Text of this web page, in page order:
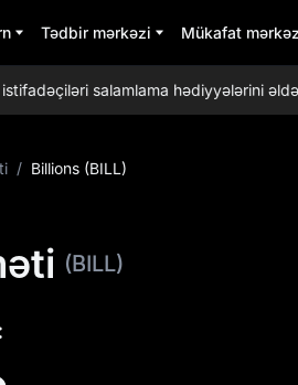
Tədbir mərkəzi Mükafat
salamlama hədiyyələrini əldə
/ Billions (BILL)
(BILL)